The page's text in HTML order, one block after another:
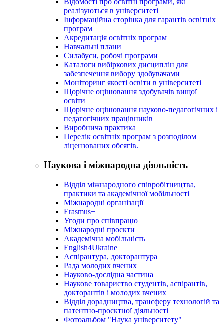
реалізуються в університеті
Інформаційна сторінка для гарантів освітніх
програм
Акредитація освітніх програм
Навчальні плани
Силабуси, робочі програми
Каталоги вибіркових дисциплін для
забезпечення вибору здобувачами
Моніторинг якості освіти в університеті
Щорічне оцінювання здобувачів вищої
освіти
Щорічне оцінювання науково-педагогічних і
педагогічних працівників
Виробнича практика
Перелік освітніх програм з розподілoм
ліцензoваних oбсягів.
Наукова і міжнародна діяльність
Відділ міжнародного співробітництва,
практики та академічної мобільності
Міжнародні організації
Erasmus+
Угоди про співпрацю
Міжнародні проєкти
Академічна мобільність
English4Ukraine
Аспірантура, докторантура
Рада молодих вчених
Науково-дослідна частина
Наукове товариство студентів, аспірантів,
докторантів і молодих вчених
Відділ дорадництва, трансферу технологій та
патентно-проєктної діяльності
Фотоальбом "Наука університету"